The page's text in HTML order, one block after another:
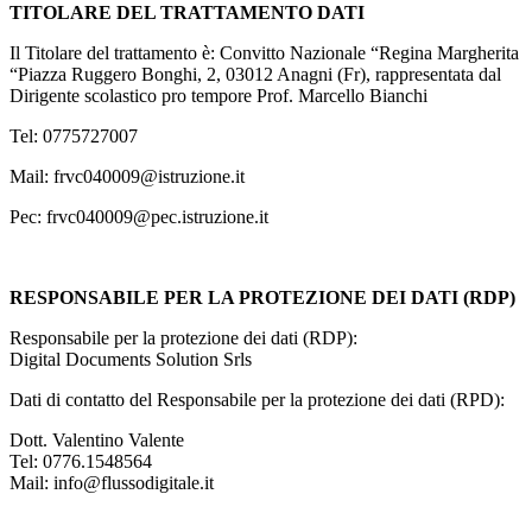
TITOLARE DEL TRATTAMENTO DATI
Il Titolare del trattamento è: Convitto Nazionale “Regina Margherita
“Piazza Ruggero Bonghi, 2, 03012 Anagni (Fr), rappresentata dal
Dirigente scolastico pro tempore Prof. Marcello Bianchi
Tel: 0775727007
Mail: frvc040009@istruzione.it
Pec: frvc040009@pec.istruzione.it
RESPONSABILE PER LA PROTEZIONE DEI DATI (RDP)
Responsabile per la protezione dei dati (RDP):
Digital Documents Solution Srls
Dati di contatto del Responsabile per la protezione dei dati (RPD):
Dott. Valentino Valente
Tel: 0776.1548564
Mail: info@flussodigitale.it